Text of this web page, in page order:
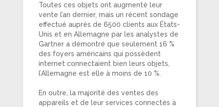
Toutes ces objets ont augmenté leur
vente l’an dernier, mais un récent sondage
effectué auprès de 6500 clients aux États-
Unis et en Allemagne par les analystes de
Gartner a démontré que seulement 16 %
des foyers américains qui possèdent
internet connectaient bien leurs objets,
l’Allemagne est elle à moins de 10 %.
En outre, la majorité des ventes des
appareils et de leur services connectés à